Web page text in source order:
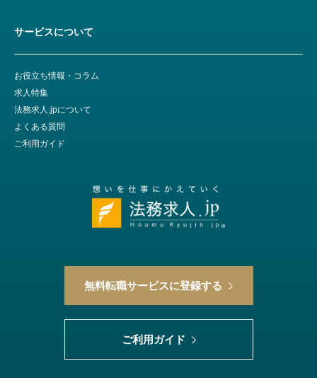
無料転職サービスに登録する
ご利用ガイド
サービスについて
お役立ち情報・コラム
求人特集
法務求人.jpについて
よくある質問
ご利用ガイド